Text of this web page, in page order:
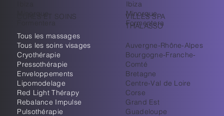
Formentera
Ibiza
Minorque
Formentera
CURES ET SOINS
Tous les massages
Tous les soins visages
Cryothérapie
Pressothérapie
Enveloppements
Lipomodelage
Red Light Thérapy
Rebalance Impulse
Pulsothérapie
VILLES SPA
THALASSO
Auvergne-Rhône-Alpes
Bourgogne-Franche-
Comté
Bretagne
Centre-Val de Loire
Corse
Grand Est
Guadeloupe